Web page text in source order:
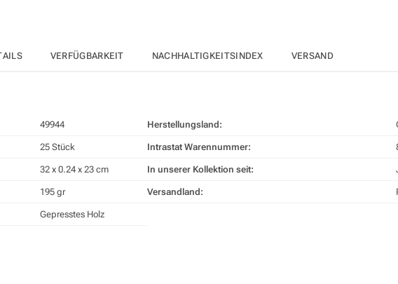
VERFÜGBARKEIT NACHHALTIGKEITSINDEX VERSAND
49944
25 Stück
32 x 0.24 x 23 cm
195 gr
Gepresstes Holz
Herstellungsland:
Intrastat Warennummer:
In unserer Kollektion seit:
Versandland: